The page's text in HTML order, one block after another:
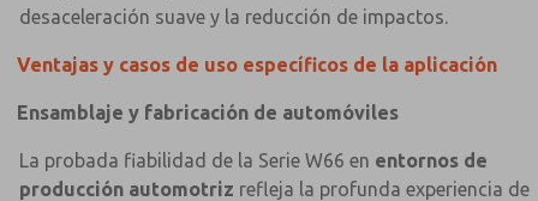
desaceleración suave y la reducción de impactos.
Ventajas y casos de uso específicos de la aplicación
Ensamblaje y fabricación de automóviles
La probada fiabilidad de la Serie W66 en entornos de
producción automotriz refleja la profunda experiencia de
×
×